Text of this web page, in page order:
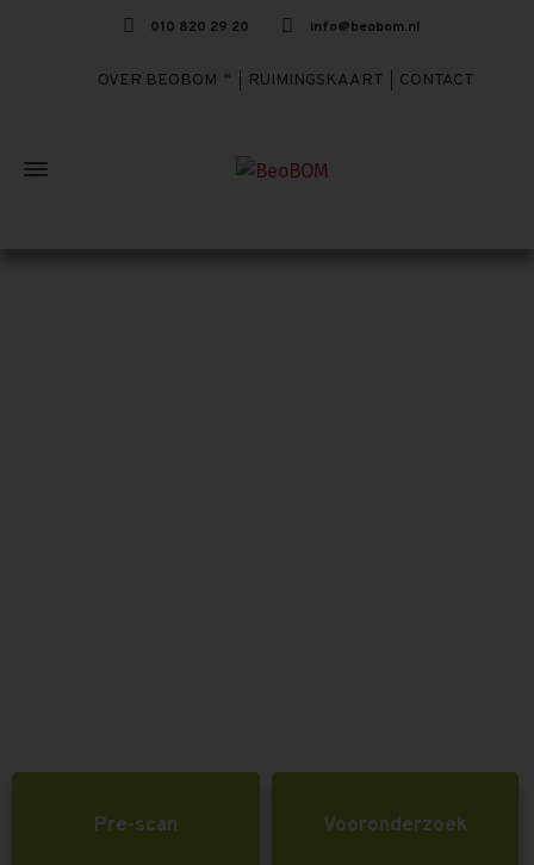
010 820 29 20 info@beobom.nl
OVER BEOBOM RUIMINGSKAART CONTACT
Pre-scan Vooronderzoek